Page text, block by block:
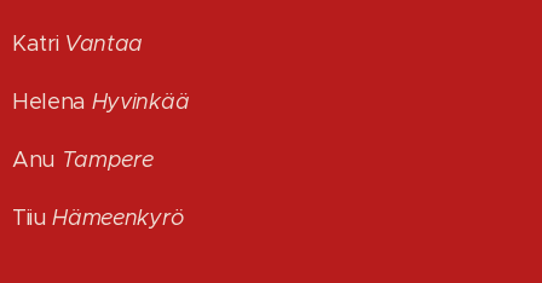
Katri Vantaa
Helena Hyvinkää
Anu Tampere
TiiuHämeenkyrö